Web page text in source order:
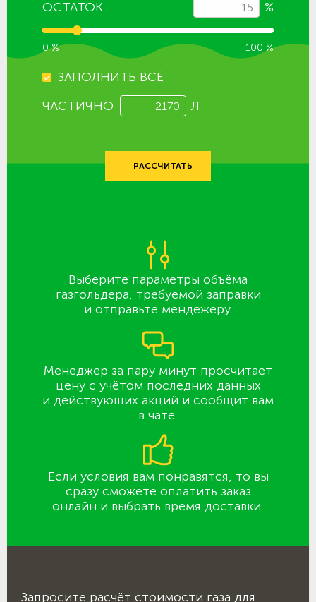
ОСТАТОК %
0 % 100 %
ЗАПОЛНИТЬ ВСЁ
ЧАСТИЧНО
Л
РАССЧИТАТЬ
Выберите параметры объёма
газгольдера, требуемой заправки
и отправьте мендежеру.
Менеджер за пару минут просчитает
цену с учётом последних данных
и действующих акций и сообщит вам
в чате.
Если условия вам понравятся, то вы
сразу сможете оплатить заказ
онлайн и выбрать время доставки.
Запросите расчёт стоимости газа для